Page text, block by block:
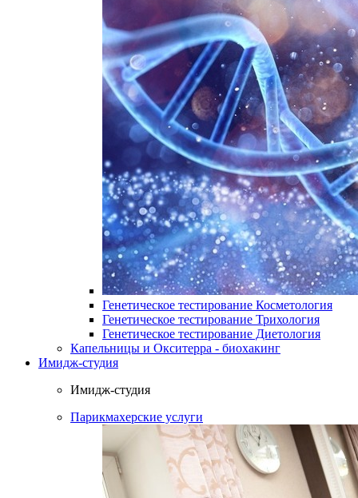
Генетическое тестирование Косметология
Генетическое тестирование Трихология
Генетическое тестирование Диетология
Капельницы и Окситерра - биохакинг
Имидж-студия
Имидж-студия
Парикмахерские услуги